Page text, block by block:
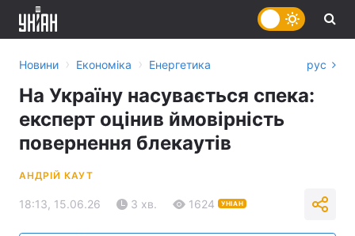
Новини › Економіка › Енергетика рус
На Україну насувається спека:
експерт оцінив ймовірність
повернення блекаутів
АНДРІЙ КАУТ
18:13, 15.06.26 3 хв. 1624 УНІАН